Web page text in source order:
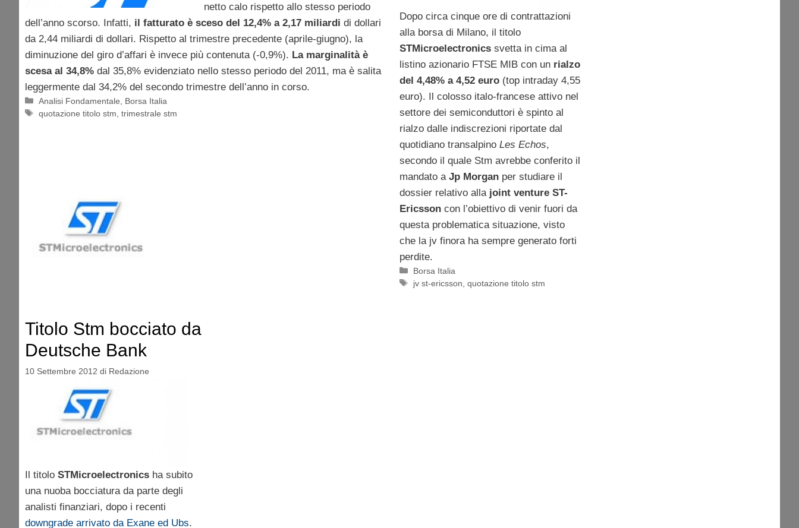
netto calo rispetto allo stesso periodo
dell’anno scorso. Infatti, il fatturato è sceso del 12,4% a 2,17 miliardi di dollari
da 2,44 miliardi di dollari. Rispetto al trimestre precedente (aprile-giugno), la
diminuzione del giro d’affari è invece più contenuta (-0,9%). La marginalità è
scesa al 34,8% dal 35,8% evidenziato nello stesso periodo del 2011, ma è salita
leggermente dal 34,2% del secondo trimestre dell’anno in corso.
Categorie
Analisi Fondamentale
Borsa Italia
Tag
quotazione titolo stm ,trimestrale stm
Dopo circa cinque ore di contrattazioni
alla borsa di Milano, il titolo
STMicroelectronicssvetta in cima al
listino azionario FTSE MIB con un rialzo
del 4,48% a 4,52 euro (top intraday 4,55
euro). Il colosso italo-francese attivo nel
settore dei semiconduttori è spinto al
rialzo dalle indiscrezioni riportate dal
quotidiano transalpino Les Echos,
secondo il quale Stm avrebbe conferito il
mandato a Jp Morgan per studiare il
dossier relativo alla joint venture ST-
Ericsson con l’obiettivo di venir fuori da
questa problematica situazione, visto
che la jv finora ha sempre generato forti
perdite.
Categorie
Borsa Italia
Tag
jv st-ericsson ,quotazione titolo stm
Titolo Stm bocciato da
Deutsche Bank
10 Settembre 2012 di Redazione
Il titolo STMicroelectronics ha subito
una nuoba bocciatura da parte degli
analisti finanziari, dopo i recenti
downgrade arrivato da Exane ed Ubs.